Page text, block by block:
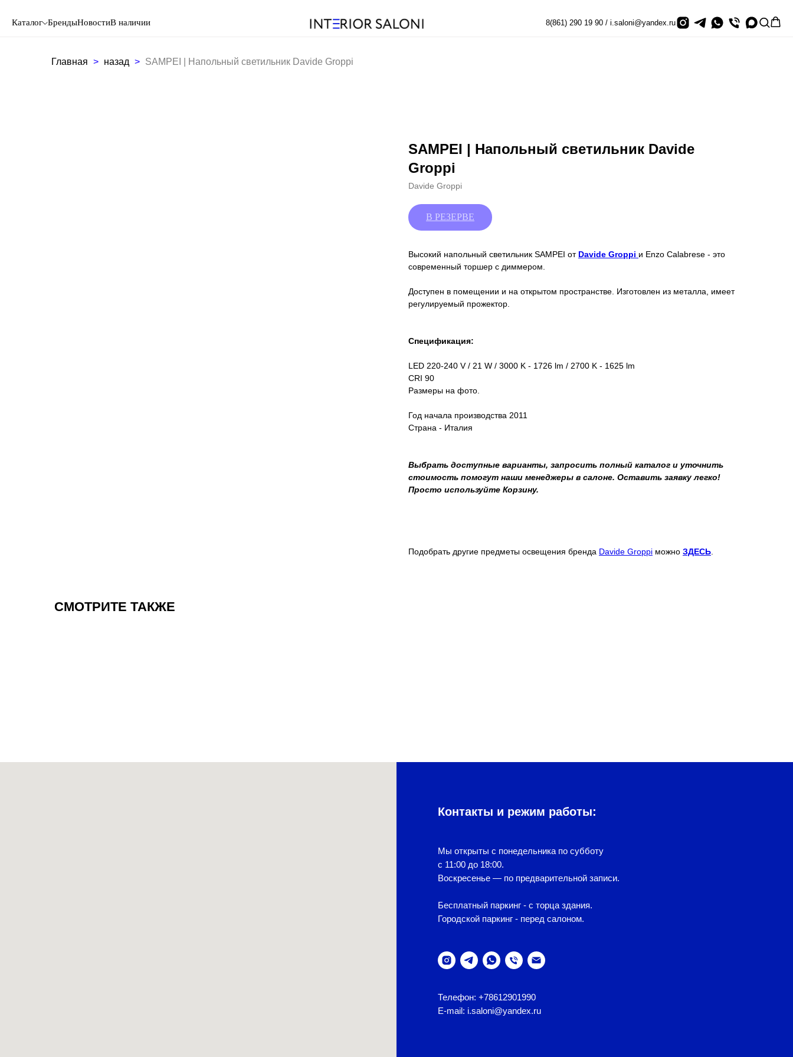
Каталог БрендыНовостиВ наличии 8(861) 290 19 90 / i.saloni@yandex.ru
Главная назад SAMPEI | Напольный светильник Davide Groppi
SAMPEI | Напольный светильник Davide
Groppi
Davide Groppi
Высокий напольный светильник SAMPEI от Davide Groppi и Enzo Calabrese - это
современный торшер с диммером.
Доступен в помещении и на открытом пространстве. Изготовлен из металла, имеет
регулируемый прожектор.
Спецификация:
LED 220-240 V / 21 W / 3000 K - 1726 lm / 2700 K - 1625 lm
CRI 90
Размеры на фото.
Год начала производства 2011
Страна - Италия
Выбрать доступные варианты, запросить полный каталог и уточнить
стоимость помогут наши менеджеры в салоне. Оставить заявку легко!
Просто используйте Корзину.
Подобрать другие предметы освещения бренда Davide Groppi можно ЗДЕСЬ
СМОТРИТЕ ТАКЖЕ
Контакты и режим работы:
Мы открыты с понедельника по субботу
с 11:00 до 18:00.
Воскресенье — по предварительной записи.
Бесплатный паркинг - с торца здания.
Городской паркинг - перед салоном.
Телефон: +78612901990
E-mail: i.saloni@yandex.ru